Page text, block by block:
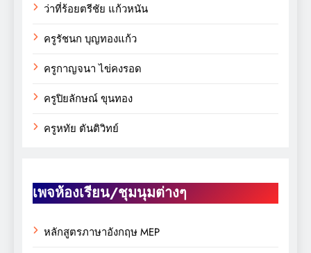
ว่าที่ร้อยตรีชัย แก้วหนัน
ครูรัชนก บุญทองแก้ว
ครูกาญจนา ไข่คงรอด
ครูปิยลักษณ์ ขุนทอง
ครูหทัย ตันติวิทย์
เพจห้องเรียน/ชุมนุมต่างๆ
หลักสูตรภาษาอังกฤษ MEP